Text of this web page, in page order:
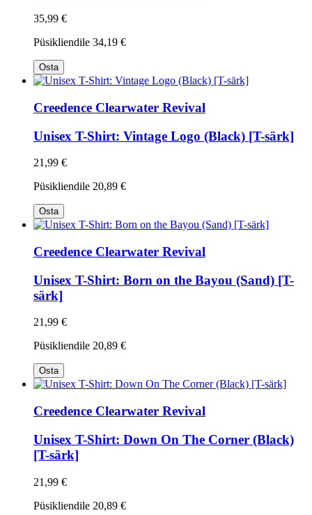
35,99 €
Püsikliendile 34,19 €
Osta
Creedence Clearwater Revival
Unisex T-Shirt: Vintage Logo (Black) [T-särk]
21,99 €
Püsikliendile 20,89 €
Osta
Creedence Clearwater Revival
Unisex T-Shirt: Born on the Bayou (Sand) [T-
särk]
21,99 €
Püsikliendile 20,89 €
Osta
Creedence Clearwater Revival
Unisex T-Shirt: Down On The Corner (Black)
[T-särk]
21,99 €
Püsikliendile 20,89 €